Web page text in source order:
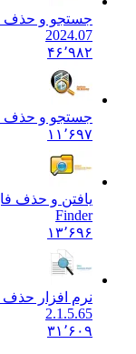
جستجو و حذف فایل
2024.07
۴۶٬۹۸۲
جستجو و حذف فایل
۱۱٬۶۹۷
یافتن و حذف فایل
Finder
۱۳٬۶۹۶
نرم افزار حذف فایل
2.1.5.65
۳۱٬۶۰۹